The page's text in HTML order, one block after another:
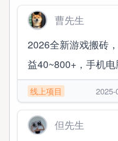
曹先生
2026全新游戏搬砖
益40~800+，手机
线上项目
但先生